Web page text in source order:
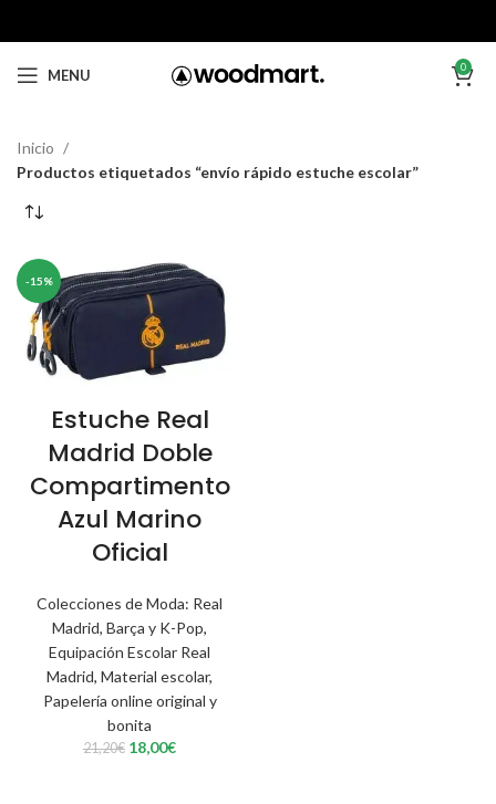
MENU 0
Inicio
Productos etiquetados “envío rápido estuche escolar”
-15%
Estuche Real
Madrid Doble
Compartimento
Azul Marino
Oficial
Colecciones de Moda: Real
Madrid, Barça y K-Pop,
Equipación Escolar Real
Madrid, Material escolar,
Papelería online original y
bonita
21,20€ El
18,00€El